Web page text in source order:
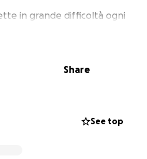
in grande difficoltà ogni
Share
See top